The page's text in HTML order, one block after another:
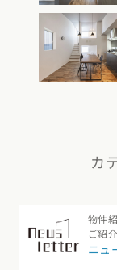
カ
物件
ご紹介
ニュ